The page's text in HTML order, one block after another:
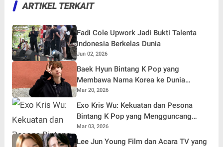
ARTIKEL TERKAIT
Fadi Cole Upwork Jadi Bukti Talenta
Indonesia Berkelas Dunia
Jun 02, 2026
Baek Hyun Bintang K Pop yang
Membawa Nama Korea ke Dunia
Internasional
Mar 20, 2026
Exo Kris Wu: Kekuatan dan Pesona
Bintang K Pop yang Mengguncang
Dunia
Mar 03, 2026
Lee Jun Young Film dan Acara TV yang